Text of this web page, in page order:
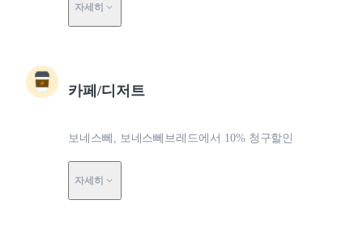
자세히
카페/디저트
보네스뻬, 보네스뻬브레드에서 10% 청구할인
자세히